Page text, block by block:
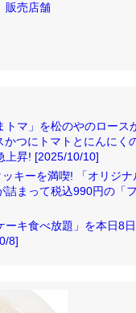
販売店舗
トマ」を松のやのロース
つにトマトとにんにく
上昇! [2025/10/10]
キーを満喫! 「オリジ
詰まって税込990円の「
ーキ食べ放題」を本日8
8]